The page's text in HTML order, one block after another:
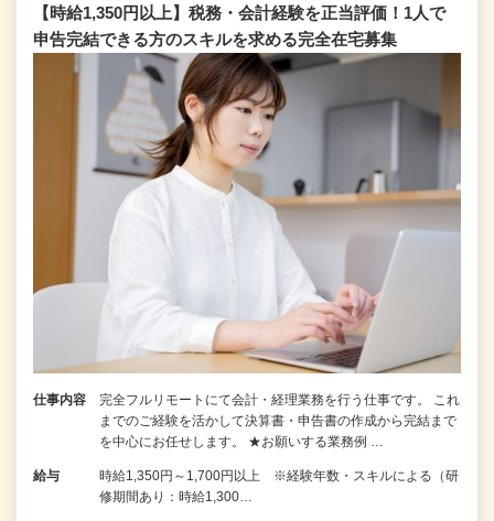
【時給1,350円以上】税務・会計経験を正当評価！1⼈で
申告完結できる⽅のスキルを求める完全在宅募集
仕事内容
完全フルリモートにて会計・経理業務を行う仕事です。 これ
までのご経験を活かして決算書・申告書の作成から完結まで
を中⼼にお任せします。 ★お願いする業務例 …
給与
時給1,350円～1,700円以上 ※経験年数・スキルによる（研
修期間あり：時給1,300…